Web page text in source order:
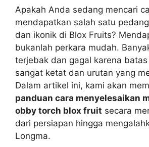
Apakah Anda sedang mencari
mendapatkan salah satu
dan ikonik di Blox Fruits?
bukanlah perkara mudah.
terjebak dan gagal karena
sangat ketat dan urutan yang
Dalam artikel ini, kami akan
panduan cara menyelesaikan
obby torch blox fruit secara
dari persiapan hingga
Longma.